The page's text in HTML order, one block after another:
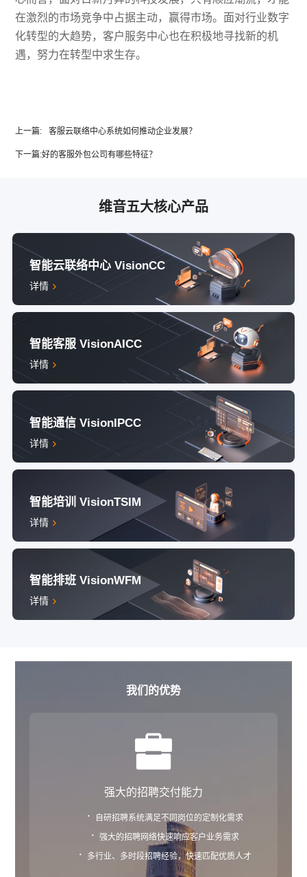
在激烈的市场竞争中占据主动，赢得市场。面对行业数字
化转型的大趋势，客户服务中心也在积极地寻找新的机
遇，努力在转型中求生存。
上一篇: 客服云联络中心系统如何推动企业发展？
下一篇:好的客服外包公司有哪些特征？
维音五大核心产品
智能云联络中心 VisionCC
详情
智能客服 VisionAICC
详情
智能通信 VisionIPCC
详情
智能培训 VisionTSIM
详情
智能排班 VisionWFM
详情
我们的优势
强大的招聘交付能力
· 自研招聘系统满足不同岗位的定制化需求
· 强大的招聘网络快速响应客户业务需求
· 多行业、多时段招聘经验，快速匹配优质人才